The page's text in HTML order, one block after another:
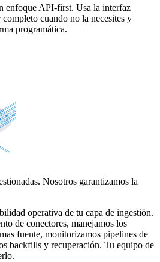
enfoque API-first. Usa la interfaz
cuando no la necesites y
programática.
Nosotros garantizamos la
operativa de tu capa de ingestión.
de conectores, manejamos los
fuente, monitorizamos pipelines de
backfills y recuperación. Tu equipo de